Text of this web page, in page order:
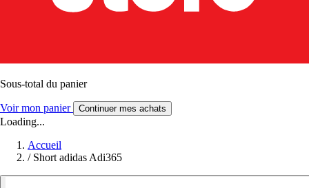
Sous-total du panier
Voir mon panier Continuer mes achats
Loading...
Accueil
/ Short adidas Adi365